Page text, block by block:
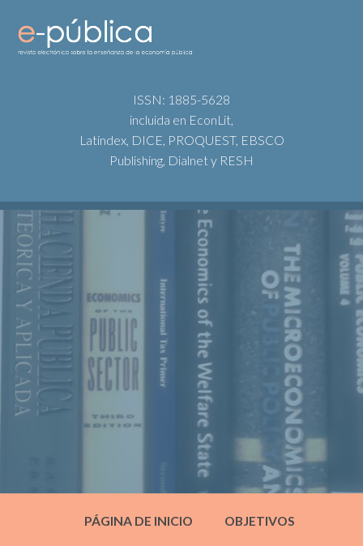
ISSN: 1885-5628
incluida en EconLit,
Latindex, DICE, PROQUEST, EBSCO
Publishing, Dialnet y RESH
PÁGINA DE INICIO OBJETIVOS